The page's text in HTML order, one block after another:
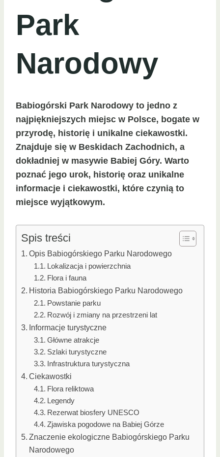
Park
Narodowy
Babiogórski Park Narodowy to jedno z
najpiękniejszych miejsc w Polsce, bogate w
przyrodę, historię i unikalne ciekawostki.
Znajduje się w Beskidach Zachodnich, a
dokładniej w masywie Babiej Góry. Warto
poznać jego urok, historię oraz unikalne
informacje i ciekawostki, które czynią to
miejsce wyjątkowym.
Spis treści
Opis Babiogórskiego Parku Narodowego
Lokalizacja i powierzchnia
Flora i fauna
Historia Babiogórskiego Parku Narodowego
Powstanie parku
Rozwój i zmiany na przestrzeni lat
Informacje turystyczne
Główne atrakcje
Szlaki turystyczne
Infrastruktura turystyczna
Ciekawostki
Flora reliktowa
Legendy
Rezerwat biosfery UNESCO
Zjawiska pogodowe na Babiej Górze
Znaczenie ekologiczne Babiogórskiego Parku
Narodowego